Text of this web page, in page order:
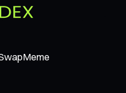
Meme